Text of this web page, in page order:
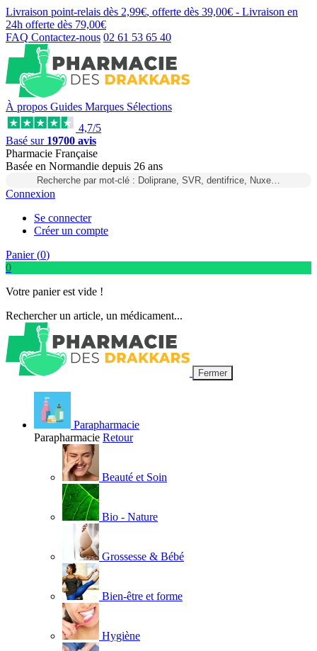
Livraison point-relais dès 2,99€, offerte dès 39,00€ - Livraison en
24h offerte dès 79,00€
FAQ Contactez-nous 02 61 53 65 40
À propos Guides Marques Sélections
4,7/5
Basé sur 19700 avis
Pharmacie Française
Basée en Normandie depuis 26 ans
Recherche par mot-clé : Doliprane, SVR, dentifrice, Nuxe…
Connexion
Se connecter
Créer un compte
Panier (0)
0
Votre panier est vide !
Rechercher un article, un médicament...
Fermer
Parapharmacie
Parapharmacie Retour
Beauté et Soin
Bio - Nature
Grossesse & Bébé
Bien-être et forme
Hygiène